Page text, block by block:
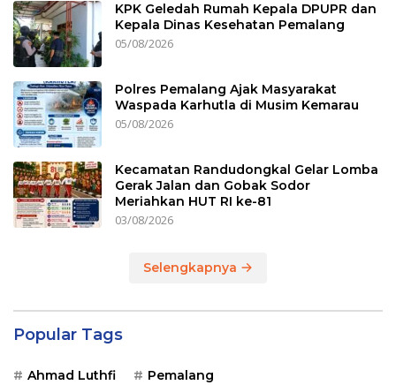
KPK Geledah Rumah Kepala DPUPR dan
Kepala Dinas Kesehatan Pemalang
05/08/2026
Polres Pemalang Ajak Masyarakat
Waspada Karhutla di Musim Kemarau
05/08/2026
Kecamatan Randudongkal Gelar Lomba
Gerak Jalan dan Gobak Sodor
Meriahkan HUT RI ke-81
03/08/2026
Selengkapnya
Popular Tags
Ahmad Luthfi Pemalang